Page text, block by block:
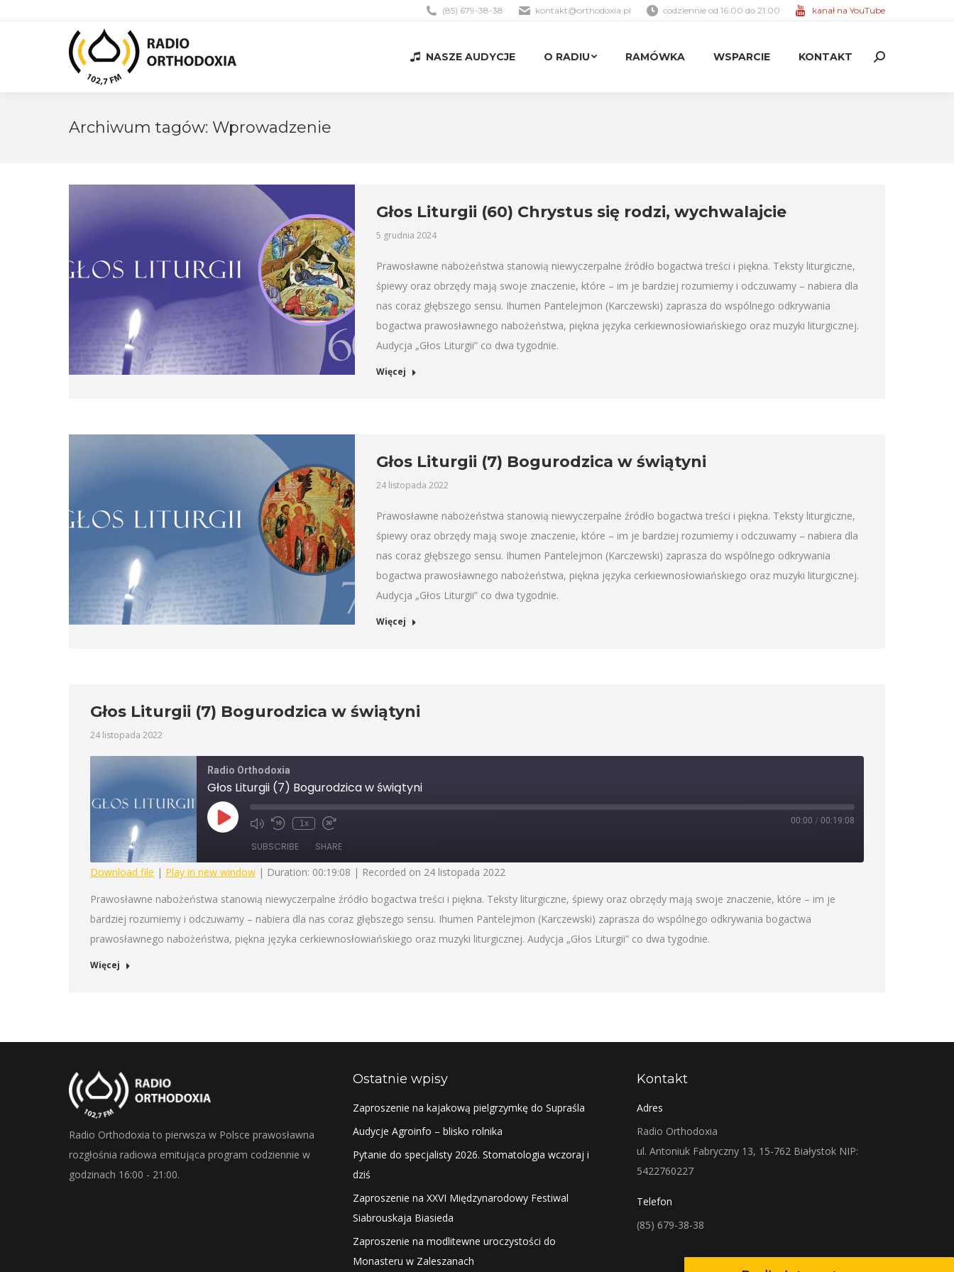
(85) 679-38-38 kontakt@orthodoxia.pl codziennie od 16:00 do 21:00 kanał na YouTube
NASZE AUDYCJE O RADIU RAMÓWKA WSPARCIE KONTAKT Search:
Archiwum tagów: Wprowadzenie
Głos Liturgii (60) Chrystus się rodzi, wychwalajcie
5 grudnia 2024
Prawosławne nabożeństwa stanowią niewyczerpalne źródło bogactwa treści i piękna. Teksty liturgiczne,
śpiewy oraz obrzędy mają swoje znaczenie, które – im je bardziej rozumiemy i odczuwamy – nabiera dla
nas coraz głębszego sensu. Ihumen Pantelejmon (Karczewski) zaprasza do wspólnego odkrywania
bogactwa prawosławnego nabożeństwa, piękna języka cerkiewnosłowiańskiego oraz muzyki liturgicznej.
Audycja „Głos Liturgii” co dwa tygodnie.
Więcej
Głos Liturgii (7) Bogurodzica w świątyni
24 listopada 2022
Prawosławne nabożeństwa stanowią niewyczerpalne źródło bogactwa treści i piękna. Teksty liturgiczne,
śpiewy oraz obrzędy mają swoje znaczenie, które – im je bardziej rozumiemy i odczuwamy – nabiera dla
nas coraz głębszego sensu. Ihumen Pantelejmon (Karczewski) zaprasza do wspólnego odkrywania
bogactwa prawosławnego nabożeństwa, piękna języka cerkiewnosłowiańskiego oraz muzyki liturgicznej.
Audycja „Głos Liturgii” co dwa tygodnie.
Więcej
Głos Liturgii (7) Bogurodzica w świątyni
24 listopada 2022
Radio Orthodoxia
Głos Liturgii (7) Bogurodzica w świątyni
Play
Episode Mute/Unmute
Rewind
Seconds
1x
Fast
30
seconds
00:00 / 00:19:08
SUBSCRIBE SHARE
RSS FEED
LINK
Download file | Play in new window | Duration: 00:19:08 | Recorded on 24 listopada 2022
Prawosławne nabożeństwa stanowią niewyczerpalne źródło bogactwa treści i piękna. Teksty liturgiczne, śpiewy oraz obrzędy mają swoje znaczenie, które – im je
bardziej rozumiemy i odczuwamy – nabiera dla nas coraz głębszego sensu. Ihumen Pantelejmon (Karczewski) zaprasza do wspólnego odkrywania bogactwa
prawosławnego nabożeństwa, piękna języka cerkiewnosłowiańskiego oraz muzyki liturgicznej. Audycja „Głos Liturgii” co dwa tygodnie.
Więcej
Radio Orthodoxia to pierwsza w Polsce prawosławna
rozgłośnia radiowa emitująca program codziennie w
godzinach 16:00 - 21:00.
Ostatnie wpisy
Zaproszenie na kajakową pielgrzymkę do Supraśla
Audycje Agroinfo – blisko rolnika
Pytanie do specjalisty 2026. Stomatologia wczoraj i
dziś
Zaproszenie na XXVI Międzynarodowy Festiwal
Siabrouskaja Biasieda
Zaproszenie na modlitewne uroczystości do
Monasteru w Zaleszanach
Kontakt
Adres
Radio Orthodoxia
ul. Antoniuk Fabryczny 13, 15-762 Białystok NIP:
5422760227
Telefon
(85) 679-38-38